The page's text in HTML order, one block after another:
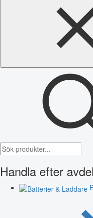
Handla efter